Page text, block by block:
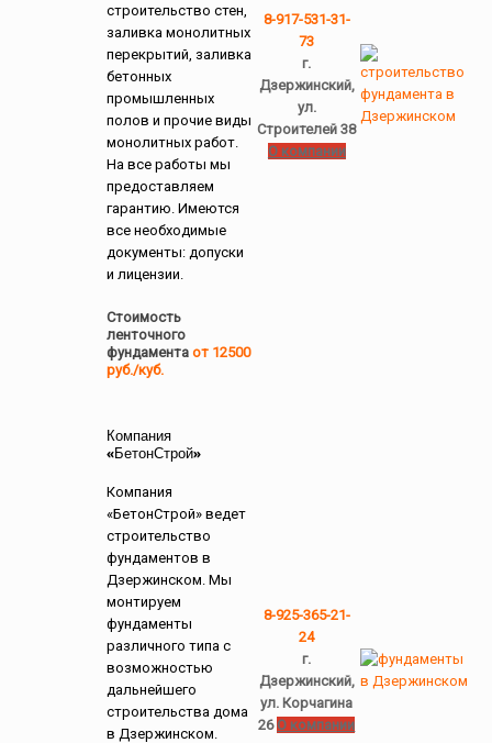
строительство стен,
заливка монолитных
перекрытий, заливка
бетонных
промышленных
полов и прочие виды
монолитных работ.
На все работы мы
предоставляем
гарантию. Имеются
все необходимые
документы: допуски
и лицензии.
Стоимость
ленточного
фундаментаот 12500
руб./куб.
8-917-531-31-
73
г.
Дзержинский,
ул.
Строителей 38
О компании
Компания
«БетонСтрой»
Компания
«БетонСтрой» ведет
строительство
фундаментов в
Дзержинском. Мы
монтируем
фундаменты
различного типа с
возможностью
дальнейшего
строительства дома
в Дзержинском.
8-925-365-21-
24
г.
Дзержинский,
ул. Корчагина
26 О компании